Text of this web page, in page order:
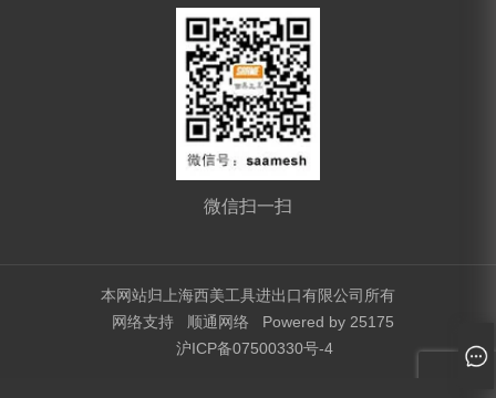
微信扫一扫
本网站归上海西美工具进出口有限公司所有
网络支持
顺通网络
Powered by 25175
沪ICP备07500330号-4